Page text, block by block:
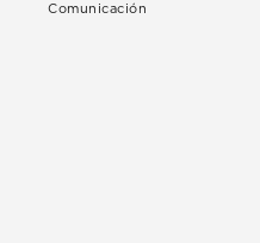
Comunicación